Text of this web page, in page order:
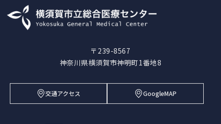
〒239-8567
神奈川県横須賀市神明町1番地8
交通アクセス GoogleMAP